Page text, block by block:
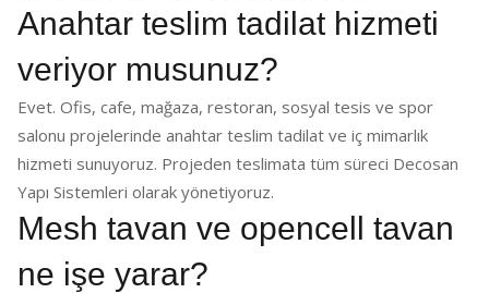
Anahtar teslim tadilat hizmeti
veriyor musunuz?
Evet. Ofis, cafe, mağaza, restoran, sosyal tesis ve spor
salonu projelerinde anahtar teslim tadilat ve iç mimarlık
hizmeti sunuyoruz. Projeden teslimata tüm süreci Decosan
Yapı Sistemleri olarak yönetiyoruz.
Mesh tavan ve opencell tavan
ne işe yarar?